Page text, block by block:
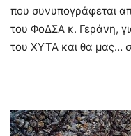
που συνυπογράφεται
του ΦοΔΣΑ κ. Γεράνη,
του ΧΥΤΑ και θα μας…